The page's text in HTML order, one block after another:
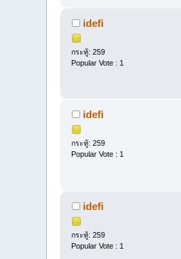
idefi
กระทู้: 259
Popular Vote : 1
idefi
กระทู้: 259
Popular Vote : 1
idefi
กระทู้: 259
Popular Vote : 1